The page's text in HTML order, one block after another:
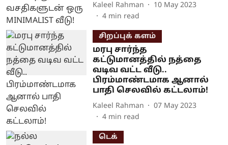
Kaleel Rahman
10 May 2023
4 min read
சிறப்புக் களம்
மரபு சார்ந்த
கட்டுமானத்தில் நத்தை
வடிவ வட்ட வீடு..
பிரம்மாண்டமாக ஆனால்
பாதி செலவில் கட்டலாம்!
Kaleel Rahman
07 May 2023
4 min read
டெக்